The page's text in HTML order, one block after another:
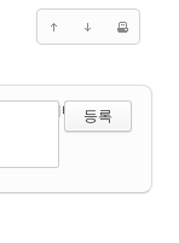
에디터 선택하기